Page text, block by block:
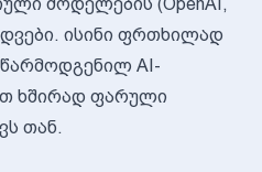
ისინი ფრთხილად
AI-
ხშირად ფარული
თან.